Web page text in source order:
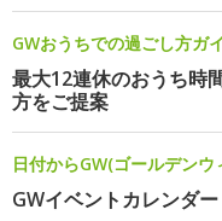
GWおうちでの過ごし方ガ
最大12連休のおうち時
方をご提案
日付からGW(ゴールデン
GWイベントカレンダー